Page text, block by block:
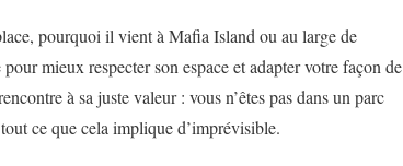
pourquoi il vient à Mafia Island ou au large de
mieux respecter son espace et adapter votre façon de
à sa juste valeur : vous n’êtes pas dans un parc
ce que cela implique d’imprévisible.